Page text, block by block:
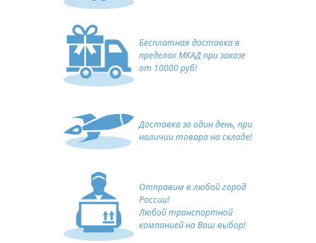
Бесплатная доставка в
пределах МКАД при заказе
от 10000 руб!
Доставка за один день, при
наличии товара на складе!
Отправим в любой город
России!
Любой транспортной
компанией на Ваш выбор!